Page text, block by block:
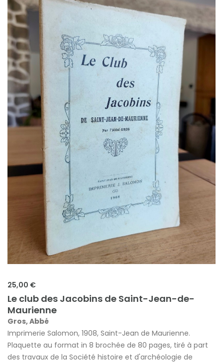
25,00 €
Le club des Jacobins de Saint-Jean-de-
Maurienne
Gros, Abbé
Imprimerie Salomon, 1908, Saint-Jean de Maurienne.
Plaquette au format in 8 brochée de 80 pages, tiré à part
des travaux de la Société histoire et d'archéologie de